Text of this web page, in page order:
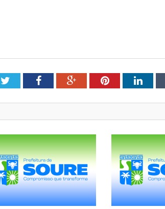
TwitterFacebookGoogle+Pinterest